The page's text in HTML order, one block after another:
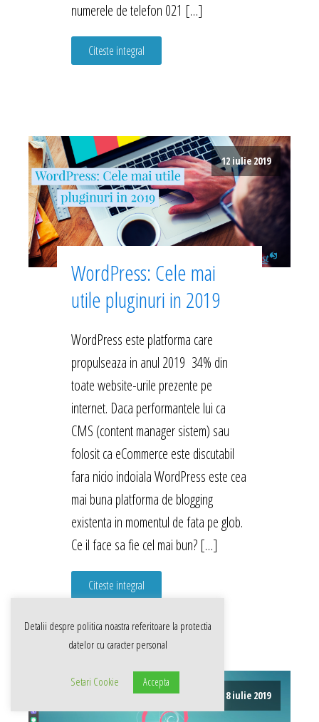
numerele de telefon 021 […]
Citeste integral
12 iulie 2019
WordPress: Cele mai
utile pluginuri in 2019
WordPress este platforma care
propulseaza in anul 2019 34% din
toate website-urile prezente pe
internet. Daca performantele lui ca
CMS (content manager sistem) sau
folosit ca eCommerce este discutabil
fara nicio indoiala WordPress este cea
mai buna platforma de blogging
existenta in momentul de fata pe glob.
Ce il face sa fie cel mai bun? […]
Citeste integral
8 iulie 2019
Detalii despre politica noastra referitoare la protectia
datelor cu caracter personal
Setari Cookie Accepta